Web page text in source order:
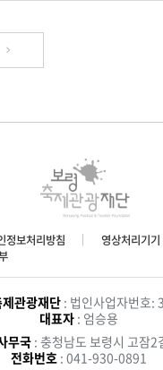
정보처리방침
영상처리기
관광재단: 법인사업자번호
대표자: 엄승용
무국 : 충청남도 보령시 고잠2
전화번호 : 041-930-0891